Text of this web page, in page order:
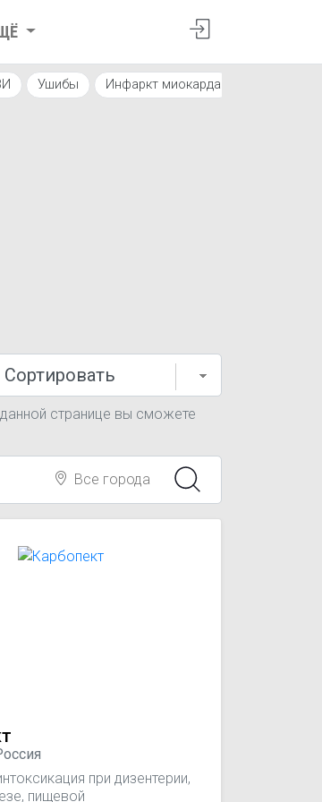
Ушибы Инфаркт миокарда
странице вы сможете
Все города
при дизентерии,
пищевой